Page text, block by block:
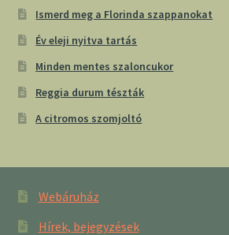
Ismerd meg a Florinda szappanokat
Év eleji nyitva tartás
Minden mentes szaloncukor
Reggia durum tészták
A citromos szomjoltó
Webáruház
Hírek, bejegyzések